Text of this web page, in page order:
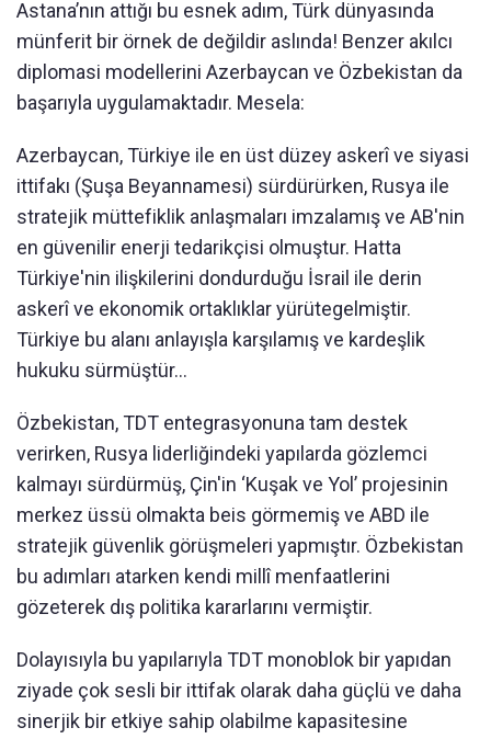
Astana’nın attığı bu esnek adım, Türk dünyasında
münferit bir örnek de değildir aslında! Benzer akılcı
diplomasi modellerini Azerbaycan ve Özbekistan da
başarıyla uygulamaktadır. Mesela:
Azerbaycan, Türkiye ile en üst düzey askerî ve siyasi
ittifakı (Şuşa Beyannamesi) sürdürürken, Rusya ile
stratejik müttefiklik anlaşmaları imzalamış ve AB'nin
en güvenilir enerji tedarikçisi olmuştur. Hatta
Türkiye'nin ilişkilerini dondurduğu İsrail ile derin
askerî ve ekonomik ortaklıklar yürütegelmiştir.
Türkiye bu alanı anlayışla karşılamış ve kardeşlik
hukuku sürmüştür...
Özbekistan, TDT entegrasyonuna tam destek
verirken, Rusya liderliğindeki yapılarda gözlemci
kalmayı sürdürmüş, Çin'in ‘Kuşak ve Yol’ projesinin
merkez üssü olmakta beis görmemiş ve ABD ile
stratejik güvenlik görüşmeleri yapmıştır. Özbekistan
bu adımları atarken kendi millî menfaatlerini
gözeterek dış politika kararlarını vermiştir.
Dolayısıyla bu yapılarıyla TDT monoblok bir yapıdan
ziyade çok sesli bir ittifak olarak daha güçlü ve daha
sinerjik bir etkiye sahip olabilme kapasitesine